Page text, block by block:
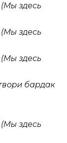
здесь
здесь
здесь
бардак
здесь